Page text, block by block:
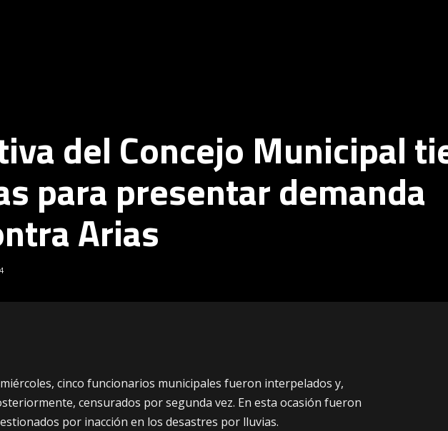
del Concejo Municipal
para presentar demanda
Arias
cinco funcionarios municipales fueron interpelados y,
censurados por segunda vez. En esta ocasión fueron
por inacción en los desastres por lluvias.